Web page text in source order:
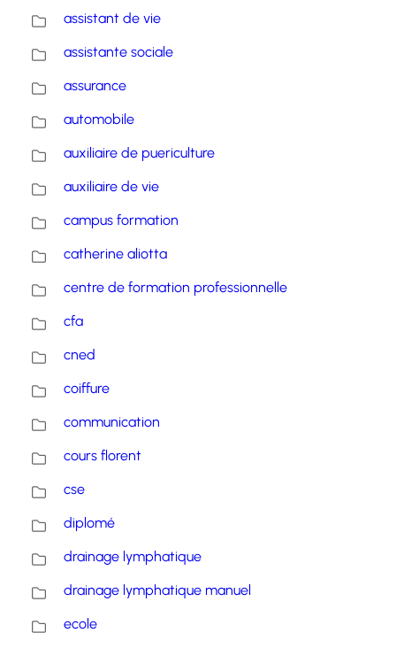
assistant de vie
assistante sociale
assurance
automobile
auxiliaire de puericulture
auxiliaire de vie
campus formation
catherine aliotta
centre de formation professionnelle
cfa
cned
coiffure
communication
cours florent
cse
diplomé
drainage lymphatique
drainage lymphatique manuel
ecole